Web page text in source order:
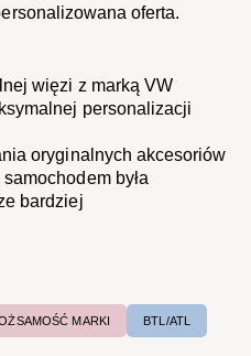
oferta.
więzi z marką VW
personalizacji
oryginalnych akcesoriów
była
bardziej
MARKI BTL/ATL